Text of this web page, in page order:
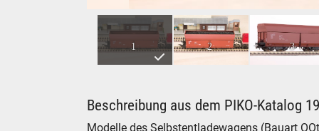
PIKO Selbstentladewagen in H0 - im Original-
1 2 3
Beschreibung aus dem PIKO-Katalog
Modelle des Selbstentladewagens (Bauart